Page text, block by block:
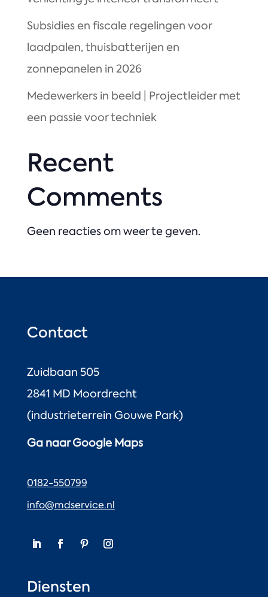
Subsidies en fiscale regelingen voor
laadpalen, thuisbatterijen en
zonnepanelen in 2026
Medewerkers in beeld | Projectleider met
een passie voor techniek
Recent
Comments
Geen reacties om weer te geven.
Contact
Zuidbaan 505
2841 MD Moordrecht
(industrieterrein Gouwe Park)
Ga naar Google Maps
0182-550799
info@mdservice.nl
Diensten